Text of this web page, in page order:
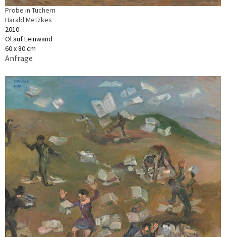
Probe in Tüchern
Harald Metzkes
2010
Öl auf Leinwand
60 x 80 cm
Anfrage